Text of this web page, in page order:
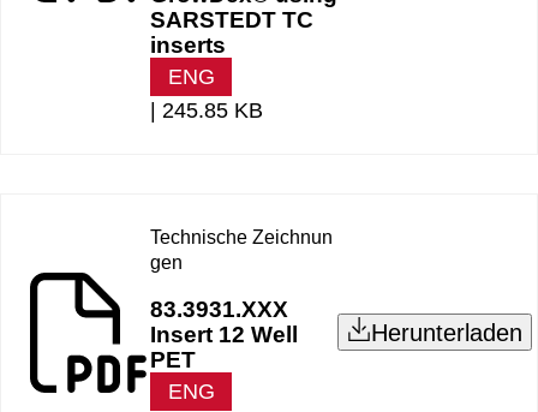
SARSTEDT TC
inserts
ENG
| 245.85 KB
Technische Zeichnun
gen
83.3931.XXX
Insert 12 Well
PET
ENG
Herunterladen